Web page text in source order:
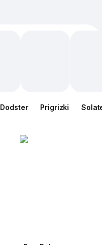
Dodster Prigrizki